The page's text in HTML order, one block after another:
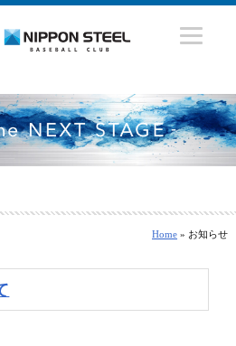
Home » お知らせ